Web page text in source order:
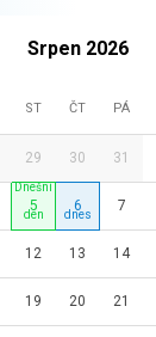
Srpen 2026
ST ČT PÁ
29 30 31
5 6 7
12 13 14
19 20 21